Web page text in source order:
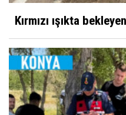
Kırmızı ışıkta